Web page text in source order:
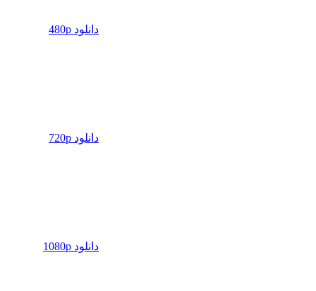
دانلود 480p
دانلود 720p
دانلود 1080p